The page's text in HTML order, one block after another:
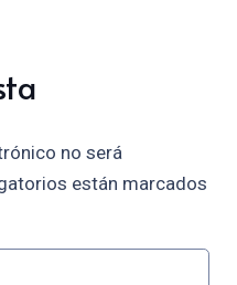
no será
están marcados